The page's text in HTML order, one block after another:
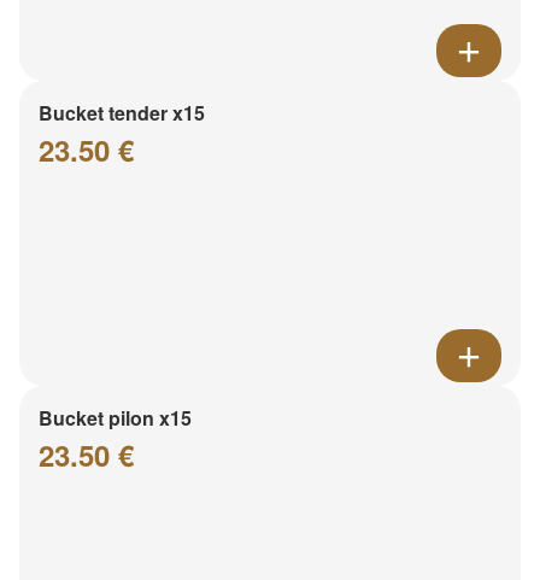
Bucket tender x15
23.50 €
Bucket pilon x15
23.50 €